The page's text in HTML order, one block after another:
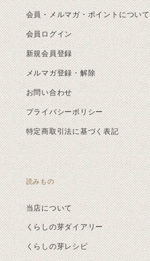
会員・メルマガ・ポイントについて
会員ログイン
新規会員登録
メルマガ登録・解除
お問い合わせ
プライバシーポリシー
特定商取引法に基づく表記
読みもの
当店について
くらしの芽ダイアリー
くらしの芽レシピ